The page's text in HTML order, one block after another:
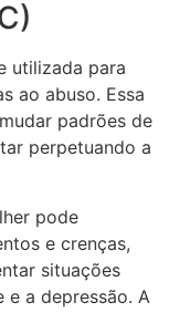
utilizada para
ao abuso. Essa
padrões de
perpetuando a
pode
e crenças,
situações
e a depressão. A